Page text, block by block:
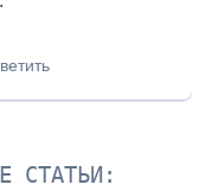
СТАТЬИ: